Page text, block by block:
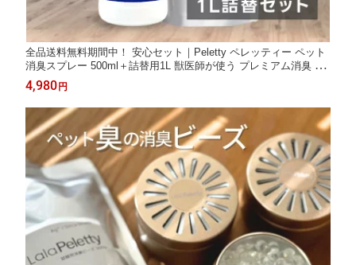
全品送料無料期間中！ 安心セット｜Peletty ペレッティー ペット
消臭スプレー 500ml＋詰替用1L 獣医師が使う プレミアム消臭 リ
ピーター定番 長期安定型 抜群の効果と安定性 犬 猫 トイレ 部屋
壁紙 おしっこ 獣臭 匂い 除菌
4,980 円